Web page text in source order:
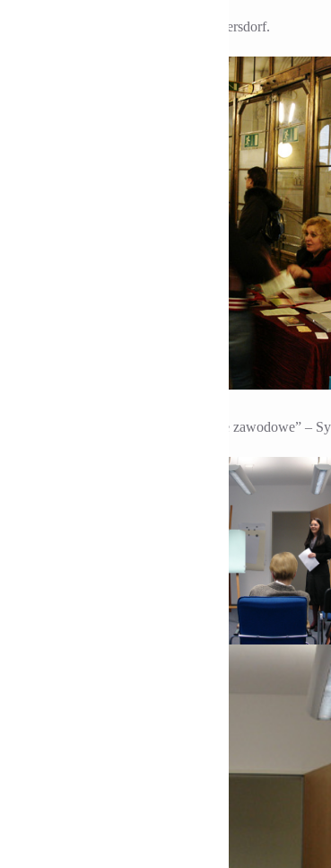
się w ratuszu Charlottenburg-Wilmersdorf.
Meinert referuje temat „Wypalenie zawodowe” –